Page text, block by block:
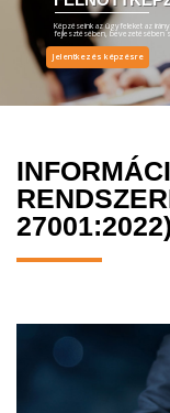
Képzéseink az ügyfeleket az
fejlesztésében, bevezetésében
Jelentkezés képzésre
27001:2022)